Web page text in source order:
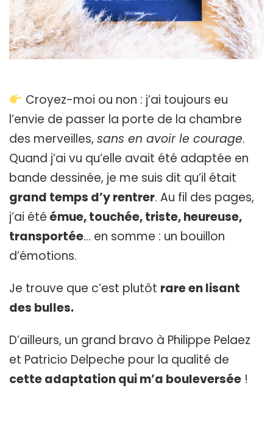
Croyez-moi ou non : j’ai toujours eu
l’envie de passer la porte de la chambre
des merveilles, sans en avoir le courage.
Quand j’ai vu qu’elle avait été adaptée en
bande dessinée, je me suis dit qu’il était
grand temps d’y rentrer. Au fil des pages,
j’ai été émue, touchée, triste, heureuse,
transportée… en somme : un bouillon
d’émotions.
Je trouve que c’est plutôt rare en lisant
des bulles.
D’ailleurs, un grand bravo à Philippe Pelaez
et Patricio Delpeche pour la qualité de
cette adaptation qui m’a bouleversée !